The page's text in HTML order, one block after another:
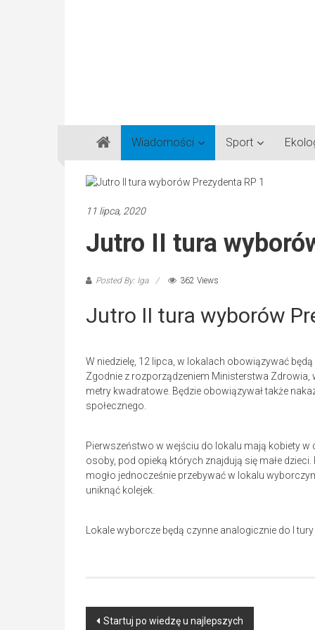
Gazeta
Regionalna
Częstochowa,
Lubliniec,
Wiadomości Sport
11 lipca, 2020
Jutro II tura
Posted By: Iga 362 Views
Jutro II tura wyborów
W niedzielę, 12 lipca, w lokalach obowiązywać
Zgodnie z rozporządzeniem Ministerstwa Zdrowia,
metry kwadratowe. Będzie obowiązywał także
społecznego.
Pierwszeństwo w wejściu do lokalu mają kobiety
osoby, pod opieką których znajdują się małe
mogło jednocześnie przebywać w lokalu
uniknąć kolejek.
Lokale wyborcze będą czynne analogicznie do I
Post
Startuj po wiedzę u najlepszych